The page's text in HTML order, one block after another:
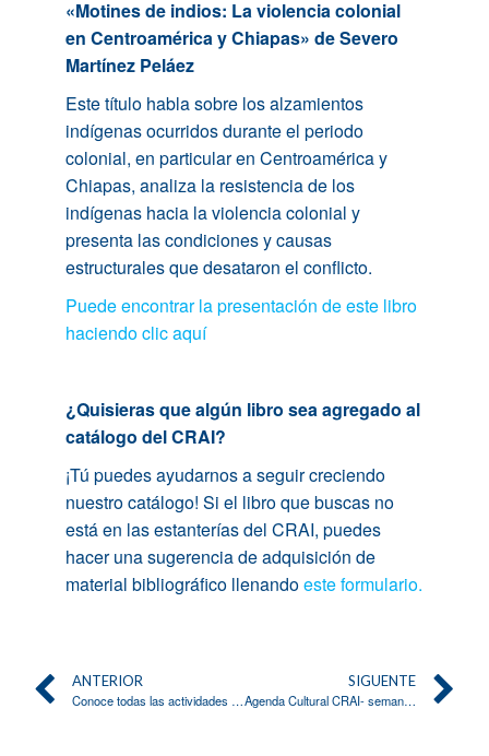
«Motines de indios: La violencia colonial
en Centroamérica y Chiapas» de Severo
Martínez Peláez
Este título habla sobre los alzamientos
indígenas ocurridos durante el periodo
colonial, en particular en Centroamérica y
Chiapas, analiza la resistencia de los
indígenas hacia la violencia colonial y
presenta las condiciones y causas
estructurales que desataron el conflicto.
Puede encontrar la presentación de este libro
haciendo clic aquí
¿Quisieras que algún libro sea agregado al
catálogo del CRAI?
¡Tú puedes ayudarnos a seguir creciendo
nuestro catálogo! Si el libro que buscas no
está en las estanterías del CRAI, puedes
hacer una sugerencia de adquisición de
material bibliográfico llenandoeste formulario.
ANTERIOR
Conoce todas las actividades de la semana del 30 de junio al 5 de julio
SIGUENTE
Agenda Cultural CRAI- semana del 7 al 11 de julio